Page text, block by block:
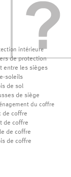
intérieure
de protection
entre les sièges
soleils
de sol
de siège
du coffre
de coffre
de coffre
de coffre
de coffre